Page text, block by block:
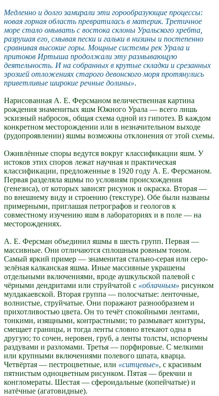
Медленно и долго замирали эти горообразующие процессы:
новая горная область превратилась в материк. Третичное
море стало омывать с востока склоны Уральского хребта,
разрушая его, смывая пески и гальки в низины и постепенно
сравнивая высокие горы. Мощные системы рек Урала и
притоков Иртыша продолжали эту размывающую
деятельность. И на собранных в крутые складки и срезанных
эрозией отложениях старого девонского моря протянулись
приветливые широкие речные долины .
Нарисованная А. Е. Ферсманом величественная картина
рождения знаменитых яшм Южного Урала — всего лишь
эскизный набросок, общая схема одной из гипотез. В каждом
конкретном месторождении или в незначительном выходе
(рудопроявлении) яшмы возможны отклонения от этой схемы.
Оживлённые споры ведутся вокруг классификации яшм. У
истоков этих споров лежат научная и практическая
классификации, предложенные в 1920 году А. Е. Ферсманом.
Первая разделяла яшмы по условиям происхождения
(генезиса), от которых зависят рисунок и окраска. Вторая —
по внешнему виду и строению (текстуре). Обе были названы
примерными, приглашая петрографов и геологов к
совместному изучению яшм в лабораториях и в поле — на
месторождениях.
А. Е. Ферсман объединил яшмы в шесть групп. Первая —
массивные. Они отличаются сплошным ровным тоном.
Самый яркий пример — знаменитая стально-серая или серо-
зелёная калканская яшма. Иные массивные украшены
отдельными включениями, вроде аушкульской палевой с
чёрными дендритами или струйчатой с
облачным
рисунком
мулдакаевской. Вторая группа — полосчатые: ленточные,
волнистые, струйчатые. Они поражают разнообразием и
прихотливостью цвета. Он то течёт спокойными лентами,
тонкими, изящными, контрастными; то размывает контуры,
смещает границы, и тогда ленты словно втекают одна в
другую; то сочен, неровен, груб, а ленты толсты, испорчены
раздувами и разломами. Третья — порфировые. С мелкими
или крупными включениями полевого шпата, кварца.
Четвёртая — пестроцветные, или
ситцевые , с красивым
пятнистым одноцветным рисунком. Пятая — брекчии и
конгломераты. Шестая — сфероидальные (копейчатые) и
натёчные (агатовидные).